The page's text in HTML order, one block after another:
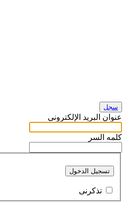
سجل
عنوان البريد الإلكتروني
كلمه السر
تسجيل الدخول
تذكرنى